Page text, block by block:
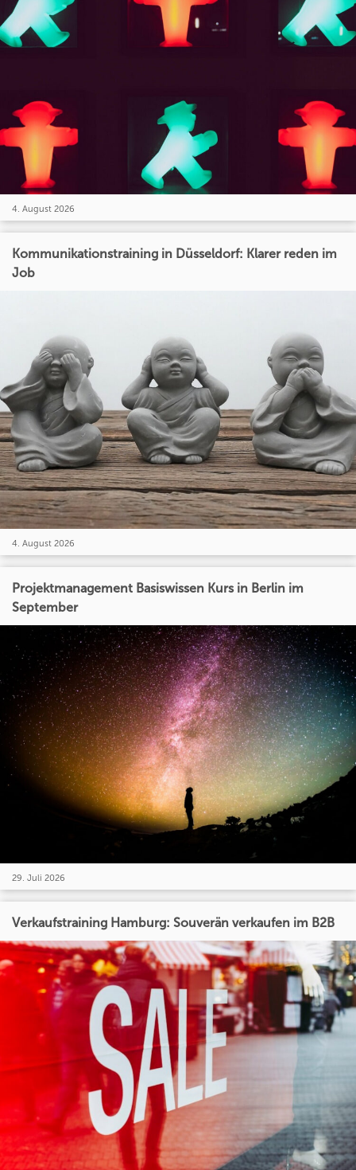
4. August 2026
Kommunikationstraining in Düsseldorf: Klarer reden im
Job
4. August 2026
Projektmanagement Basiswissen Kurs in Berlin im
September
29. Juli 2026
Verkaufstraining Hamburg: Souverän verkaufen im B2B